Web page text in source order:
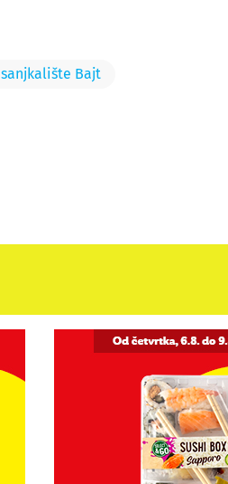
sanjkalište Bajt